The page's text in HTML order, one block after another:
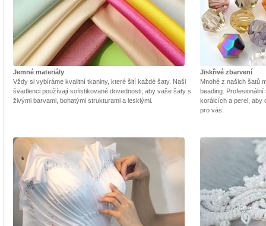
Jemné materiály
Vždy si vybíráme kvalitní tkaniny, které šití každé šaty. Naši
švadlenci používají sofistikované dovednosti, aby vaše šaty s
živými barvami, bohatými strukturami a lesklými.
Jiskřivé zbarvení
Mnohé z našich šatů
beading.
korálcích a perel, aby
pro vás.